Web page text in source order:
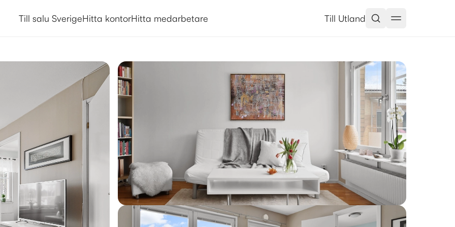
Till salu SverigeHitta kontorHitta medarbetare Till Utland